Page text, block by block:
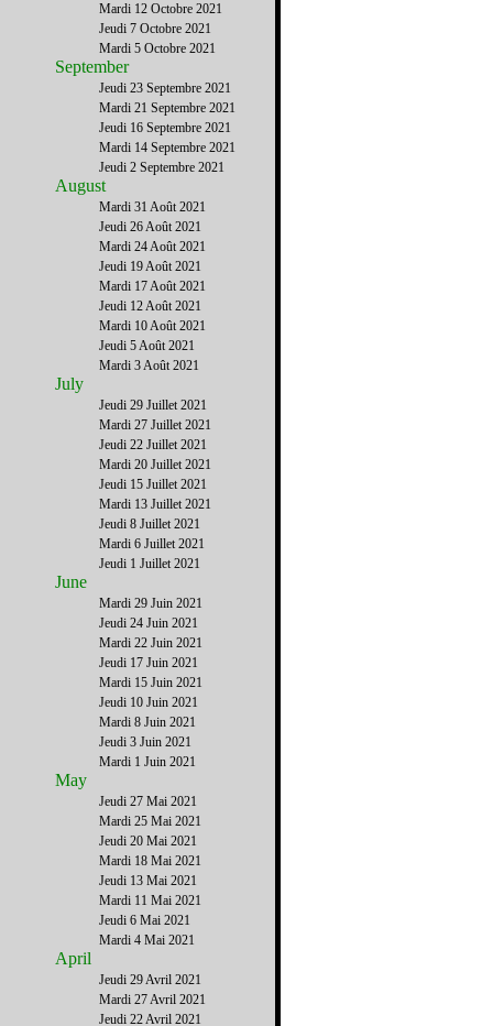
Mardi 12 Octobre 2021
Jeudi 7 Octobre 2021
Mardi 5 Octobre 2021
September
Jeudi 23 Septembre 2021
Mardi 21 Septembre 2021
Jeudi 16 Septembre 2021
Mardi 14 Septembre 2021
Jeudi 2 Septembre 2021
August
Mardi 31 Août 2021
Jeudi 26 Août 2021
Mardi 24 Août 2021
Jeudi 19 Août 2021
Mardi 17 Août 2021
Jeudi 12 Août 2021
Mardi 10 Août 2021
Jeudi 5 Août 2021
Mardi 3 Août 2021
July
Jeudi 29 Juillet 2021
Mardi 27 Juillet 2021
Jeudi 22 Juillet 2021
Mardi 20 Juillet 2021
Jeudi 15 Juillet 2021
Mardi 13 Juillet 2021
Jeudi 8 Juillet 2021
Mardi 6 Juillet 2021
Jeudi 1 Juillet 2021
June
Mardi 29 Juin 2021
Jeudi 24 Juin 2021
Mardi 22 Juin 2021
Jeudi 17 Juin 2021
Mardi 15 Juin 2021
Jeudi 10 Juin 2021
Mardi 8 Juin 2021
Jeudi 3 Juin 2021
Mardi 1 Juin 2021
May
Jeudi 27 Mai 2021
Mardi 25 Mai 2021
Jeudi 20 Mai 2021
Mardi 18 Mai 2021
Jeudi 13 Mai 2021
Mardi 11 Mai 2021
Jeudi 6 Mai 2021
Mardi 4 Mai 2021
April
Jeudi 29 Avril 2021
Mardi 27 Avril 2021
Jeudi 22 Avril 2021